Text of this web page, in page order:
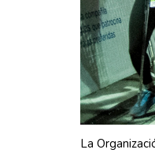
La